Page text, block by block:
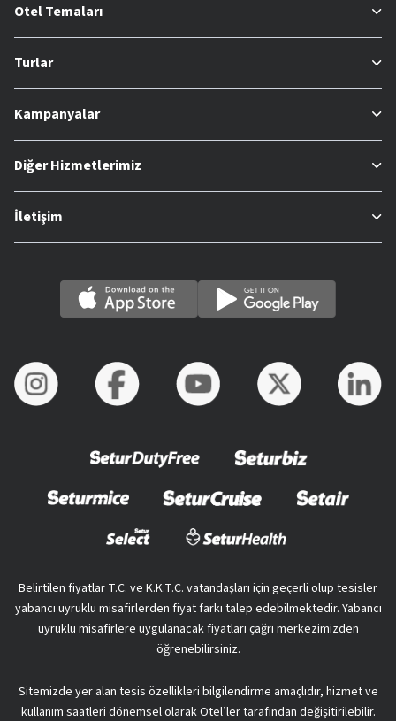
Otel Temaları
Turlar
Kampanyalar
Diğer Hizmetlerimiz
İletişim
Belirtilen fiyatlar T.C. ve K.K.T.C. vatandaşları için geçerli olup tesisler
yabancı uyruklu misafirlerden fiyat farkı talep edebilmektedir. Yabancı
uyruklu misafirlere uygulanacak fiyatları çağrı merkezimizden
öğrenebilirsiniz.
Sitemizde yer alan tesis özellikleri bilgilendirme amaçlıdır, hizmet ve
kullanım saatleri dönemsel olarak Otel’ler tarafından değişitirilebilir.